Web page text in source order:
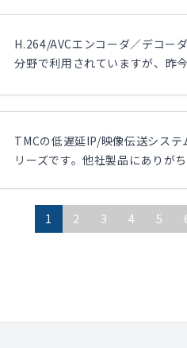
H.264/AVCエンコーダ／デコー
分野で利用されていますが、昨
TMCの低遅延IP/映像伝送シス
リーズです。他社製品にありが
1 2 3 4 5